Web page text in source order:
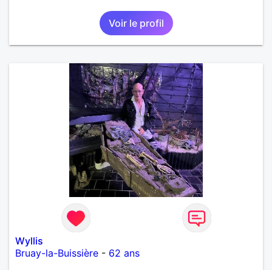
Voir le profil
Wyllis
Bruay-la-Buissière - 62 ans